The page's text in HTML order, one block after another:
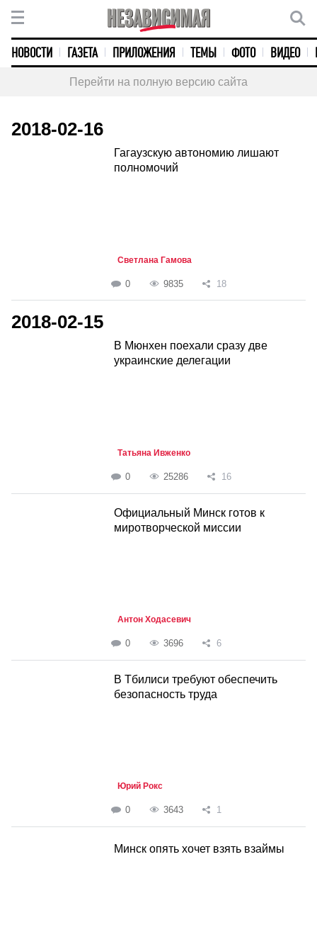
НОВОСТИ ГАЗЕТА ПРИЛОЖЕНИЯ ТЕМЫ ФОТО ВИДЕО
Перейти на полную версию сайта
2018-02-16
Гагаузскую автономию лишают
полномочий
Светлана Гамова
0 9835 18
2018-02-15
В Мюнхен поехали сразу две
украинские делегации
Татьяна Ивженко
0 25286 16
Официальный Минск готов к
миротворческой миссии
Антон Ходасевич
0 3696 6
В Тбилиси требуют обеспечить
безопасность труда
Юрий Рокс
0 3643 1
Минск опять хочет взять взаймы